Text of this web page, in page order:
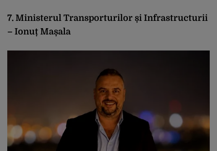
7. Ministerul Transporturilor și Infrastructurii
– Ionuț Mașala